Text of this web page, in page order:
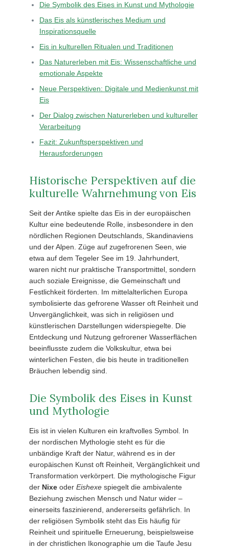
Die Symbolik des Eises in Kunst und Mythologie
Das Eis als künstlerisches Medium und
Inspirationsquelle
Eis in kulturellen Ritualen und Traditionen
Das Naturerleben mit Eis: Wissenschaftliche und
emotionale Aspekte
Neue Perspektiven: Digitale und Medienkunst mit
Eis
Der Dialog zwischen Naturerleben und kultureller
Verarbeitung
Fazit: Zukunftsperspektiven und
Herausforderungen
Historische Perspektiven auf die
kulturelle Wahrnehmung von Eis
Seit der Antike spielte das Eis in der europäischen
Kultur eine bedeutende Rolle, insbesondere in den
nördlichen Regionen Deutschlands, Skandinaviens
und der Alpen. Züge auf zugefrorenen Seen, wie
etwa auf dem Tegeler See im 19. Jahrhundert,
waren nicht nur praktische Transportmittel, sondern
auch soziale Ereignisse, die Gemeinschaft und
Festlichkeit förderten. Im mittelalterlichen Europa
symbolisierte das gefrorene Wasser oft Reinheit und
Unvergänglichkeit, was sich in religiösen und
künstlerischen Darstellungen widerspiegelte. Die
Entdeckung und Nutzung gefrorener Wasserflächen
beeinflusste zudem die Volkskultur, etwa bei
winterlichen Festen, die bis heute in traditionellen
Bräuchen lebendig sind.
Die Symbolik des Eises in Kunst
und Mythologie
Eis ist in vielen Kulturen ein kraftvolles Symbol. In
der nordischen Mythologie steht es für die
unbändige Kraft der Natur, während es in der
europäischen Kunst oft Reinheit, Vergänglichkeit und
Transformation verkörpert. Die mythologische Figur
der Nixeoder Eishexespiegelt die ambivalente
Beziehung zwischen Mensch und Natur wider –
einerseits faszinierend, andererseits gefährlich. In
der religiösen Symbolik steht das Eis häufig für
Reinheit und spirituelle Erneuerung, beispielsweise
in der christlichen Ikonographie um die Taufe Jesu